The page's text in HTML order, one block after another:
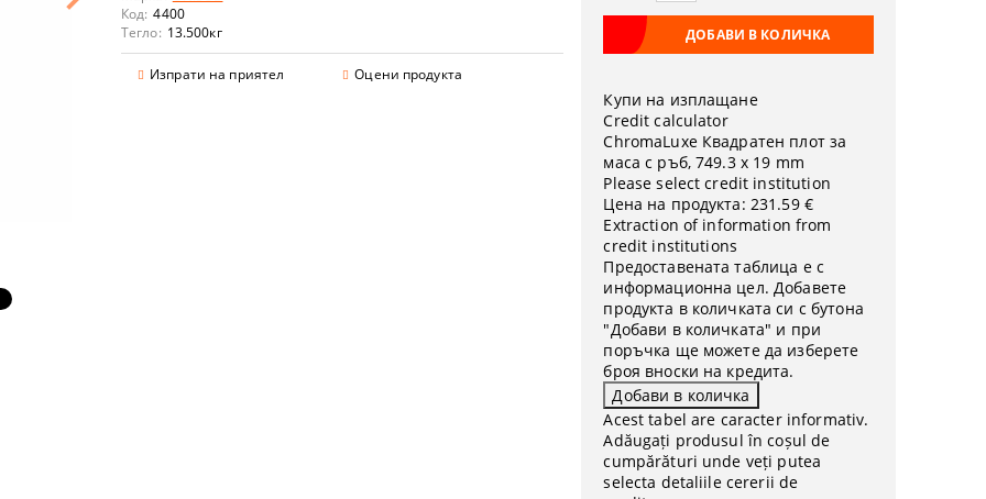
Код: 4400
Тегло: 13.500кг
Изпрати на приятел Оцени продукта
Купи на изплащане
Credit calculator
ChromaLuxe Квадратен плот за
маса с ръб, 749.3 x 19 mm
Please select credit institution
Цена на продукта: 231.59 €
Extraction of information from
credit institutions
Предоставената таблица е с
информационна цел. Добавете
продукта в количката си с бутона
"Добави в количката" и при
поръчка ще можете да изберете
броя вноски на кредита.
Acest tabel are caracter informativ.
Adăugați produsul în coșul de
cumpărături unde veți putea
selecta detaliile cererii de